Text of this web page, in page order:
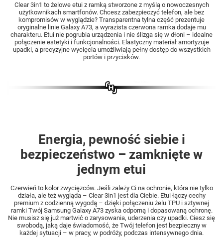
Clear 3in1 to żelowe etui z ramką stworzone z myślą o nowoczesnych
użytkownikach smartfonów. Chcesz zabezpieczyć telefon, ale bez
kompromisów w wyglądzie? Transparentna tylna część prezentuje
oryginalne linie Galaxy A73, a wyrazista czerwona ramka dodaje mu
charakteru. Etui nie pogrubia urządzenia i nie ślizga się w dłoni – idealne
połączenie estetyki i funkcjonalności. Elastyczny materiał amortyzuje
upadki, a precyzyjne wycięcia umożliwiają pełny dostęp do wszystkich
portów i przycisków.
Energia, pewność siebie i
bezpieczeństwo – zamknięte w
jednym etui
Czerwień to kolor zwycięzców. Jeśli zależy Ci na ochronie, która nie tylko
działa, ale też wygląda – Clear 3in1 jest dla Ciebie. Etui łączy cechy
premium z codzienną wygodą – dzięki połączeniu żelu TPU i sztywnej
ramki Twój Samsung Galaxy A73 zyska odporną i dopasowaną ochronę.
Nie musisz się już martwić o zarysowania, uderzenia czy upadki. Ciesz się
swobodą, jaką daje świadomość, że Twój telefon jest bezpieczny w
każdej sytuacji – w pracy, w podróży, podczas intensywnego dnia.